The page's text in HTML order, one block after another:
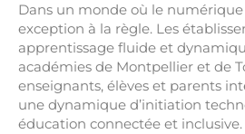
Dans un monde où le
exception à la règle. Les
apprentissage fluide et
académies de Montpellier et de
enseignants, élèves et parents
une dynamique d’initiation
éducation connectée et inclusive.